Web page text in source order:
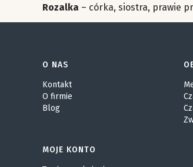
Rozalka – córka, siostra, prawie
Linki w stopce
O NAS
Kontakt
O firmie
Blog
MOJE KONTO